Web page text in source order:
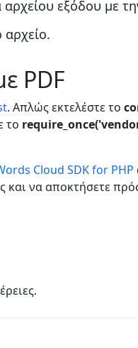
εξόδου με
PDF
. Απλώς εκτελέστε το
το
Cloud SDK for PHP
και να αποκτήσετε